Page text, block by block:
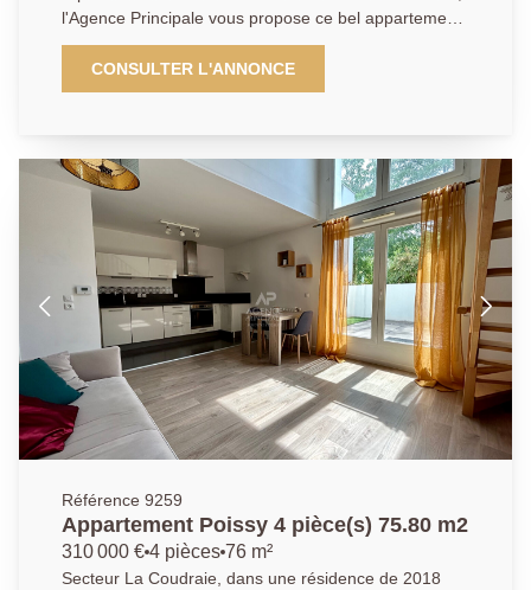
l'Agence Principale vous propose ce bel appartement
de 3 pièces d'une superficie de 64 m², situé au
dernier étage d'une copropriété dont le ravalement
déjà payé est prévu en 2027. L'appartement se
indépendante entièrement équipée, de deux
chambres avec placards intégrés, d'une salle de bains
ainsi que de toilettes séparées. Une cave et une place
de parking en sous-sol complètent ce bien. Ses atouts
: dernier étage, exposition idéale, nombreux
rangements, résidence entretenue et emplacement
recherché à proximité de toutes les commodités. Une
visite s'impose ! AGENCE PRINCIPALE:
01.30.06.69.69 (Agent commercial J.G enregistré au
RSAC sous le n° 909 399 941)
CONSULTER L'ANNONCE
Référence 9259
Appartement Poissy 4 pièce(s) 75.80 m2
310 000 € 4 pièces 76 m²
Secteur La Coudraie, dans une résidence de 2018